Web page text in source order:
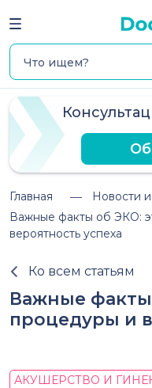
Главная
Новости
Важные факты об ЭКО:
вероятность успеха
Ко всем статьям
Важные
процедуры и
АКУШЕРСТВО И